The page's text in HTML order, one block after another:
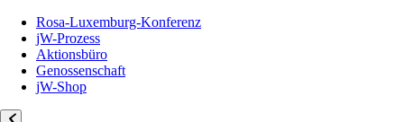
Rosa-Luxemburg-Konferenz
jW-Prozess
Aktionsbüro
Genossenschaft
jW-Shop